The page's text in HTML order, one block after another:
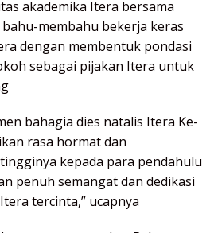
akademika Itera bersama
membahu bekerja keras
dengan membentuk pondasi
sebagai pijakan Itera untuk
bahagia dies natalis Itera Ke-
rasa hormat dan
kepada para pendahulu
penuh semangat dan dedikasi
tercinta,” ucapnya